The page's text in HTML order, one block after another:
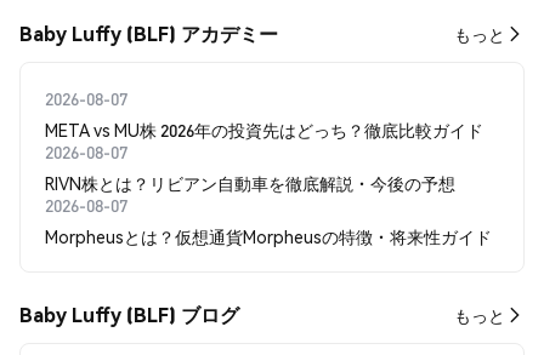
Baby Luffy (BLF) アカデミー もっと
2026-08-07
META vs MU株 2026年の投資先はどっち？徹底比較ガイド
2026-08-07
RIVN株とは？リビアン自動車を徹底解説・今後の予想
2026-08-07
Morpheusとは？仮想通貨Morpheusの特徴・将来性ガイド
Baby Luffy (BLF) ブログ もっと